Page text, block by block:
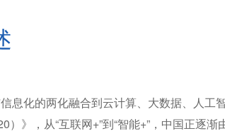
化的两化融合到云计算、大数据、人工
）》，从“互联网+”到“智能+”，中国正逐